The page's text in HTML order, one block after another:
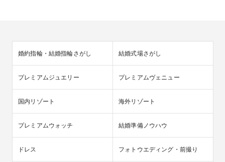
婚約指輪・結婚指輪さがし 結婚式場さがし
プレミアムジュエリー プレミアムヴェニュー
国内リゾート 海外リゾート
プレミアムウォッチ 結婚準備ノウハウ
ドレス フォトウエディング・前撮り